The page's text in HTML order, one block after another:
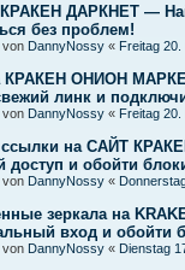
ДАРКНЕТ —
без проблем!
von DannyNossy « Freitag
КРАКЕН ОНИОН
линк и
von DannyNossy « Freitag
на САЙТ
доступ и обойти
von DannyNossy «
зеркала на
вход и обойти
von DannyNossy « Dienstag